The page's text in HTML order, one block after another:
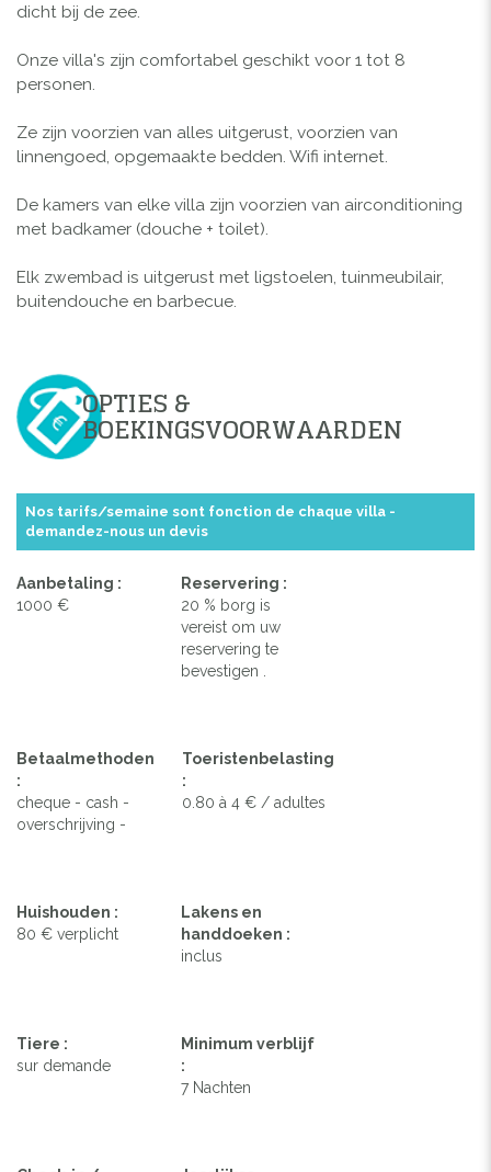
dicht bij de zee.
Onze villa's zijn comfortabel geschikt voor 1 tot 8
personen.
Ze zijn voorzien van alles uitgerust, voorzien van
linnengoed, opgemaakte bedden. Wifi internet.
De kamers van elke villa zijn voorzien van airconditioning
met badkamer (douche + toilet).
Elk zwembad is uitgerust met ligstoelen, tuinmeubilair,
buitendouche en barbecue.
OPTIES &
BOEKINGSVOORWAARDEN
Nos tarifs/semaine sont fonction de chaque villa -
demandez-nous un devis
Aanbetaling :
1000 €
Reservering :
20 % borg is
vereist om uw
reservering te
bevestigen .
Betaalmethoden
:
cheque - cash -
overschrijving -
Toeristenbelasting
:
0.80 à 4 € / adultes
Huishouden :
80 € verplicht
Lakens en
handdoeken :
inclus
Tiere :
sur demande
Minimum verblijf
:
7 Nachten